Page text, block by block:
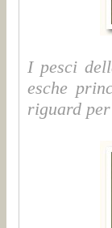
I pesci
esche
riguard